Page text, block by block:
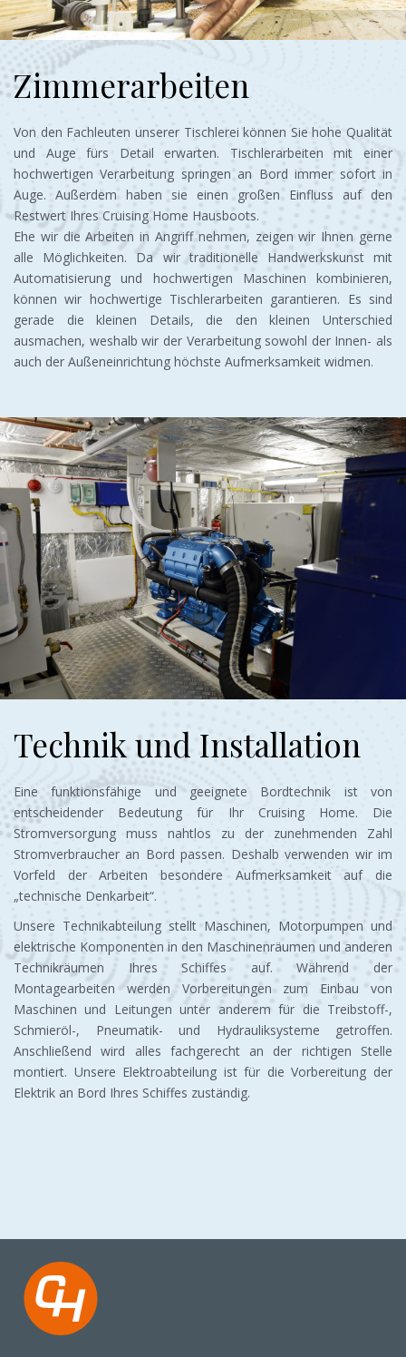
Zimmerarbeiten
Von den Fachleuten unserer Tischlerei können Sie hohe Qualität
und Auge fürs Detail erwarten. Tischlerarbeiten mit einer
hochwertigen Verarbeitung springen an Bord immer sofort in
Auge. Außerdem haben sie einen großen Einfluss auf den
Restwert Ihres Cruising Home Hausboots.
Ehe wir die Arbeiten in Angriff nehmen, zeigen wir Ihnen gerne
alle Möglichkeiten. Da wir traditionelle Handwerkskunst mit
Automatisierung und hochwertigen Maschinen kombinieren,
können wir hochwertige Tischlerarbeiten garantieren. Es sind
gerade die kleinen Details, die den kleinen Unterschied
ausmachen, weshalb wir der Verarbeitung sowohl der Innen- als
auch der Außeneinrichtung höchste Aufmerksamkeit widmen.
Technik und Installation
Eine funktionsfähige und geeignete Bordtechnik ist von
entscheidender Bedeutung für Ihr Cruising Home. Die
Stromversorgung muss nahtlos zu der zunehmenden Zahl
Stromverbraucher an Bord passen. Deshalb verwenden wir im
Vorfeld der Arbeiten besondere Aufmerksamkeit auf die
„technische Denkarbeit“.
Unsere Technikabteilung stellt Maschinen, Motorpumpen und
elektrische Komponenten in den Maschinenräumen und anderen
Technikräumen Ihres Schiffes auf. Während der
Montagearbeiten werden Vorbereitungen zum Einbau von
Maschinen und Leitungen unter anderem für die Treibstoff-,
Schmieröl-, Pneumatik- und Hydrauliksysteme getroffen.
Anschließend wird alles fachgerecht an der richtigen Stelle
montiert. Unsere Elektroabteilung ist für die Vorbereitung der
Elektrik an Bord Ihres Schiffes zuständig.